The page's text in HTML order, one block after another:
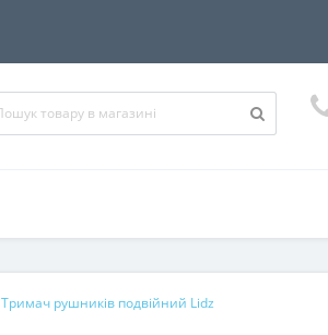
Тримач рушників подвійний Lidz